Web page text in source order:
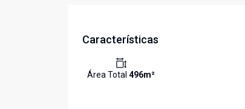
Características
Área Total 496m²